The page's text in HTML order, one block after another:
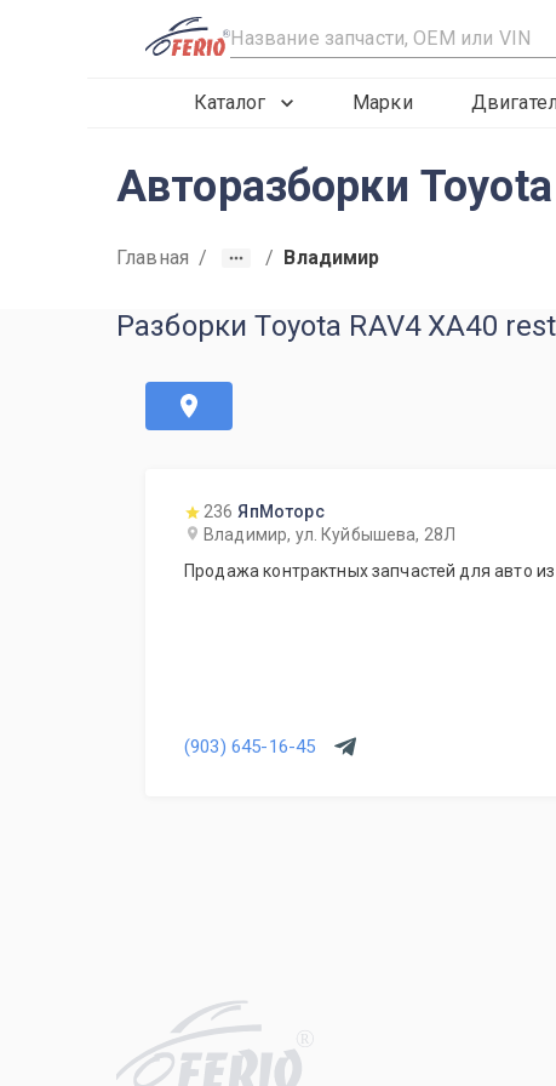
R
Каталог Марки
Авторазборки
Главная / / Владимир
Разборки Toyota RAV4 XA40
236 ЯпМоторс
Владимир, ул. Куйбышева, 28Л
Продажа контрактных запчастей для авто
(903) 645-16-45
R